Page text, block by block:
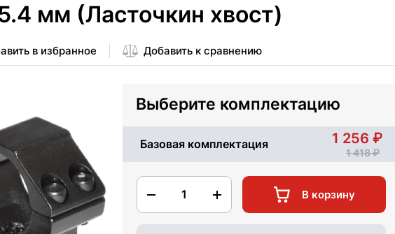
мм (Ласточкин хвост)
в избранное Добавить к сравнению
Выберите комплектацию
Базовая комплектация 1 256
1 418
1 В корзину